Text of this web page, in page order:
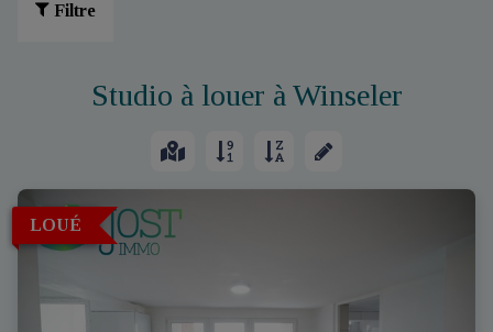
Filtre
Studio à louer à Winseler
LOUÉ